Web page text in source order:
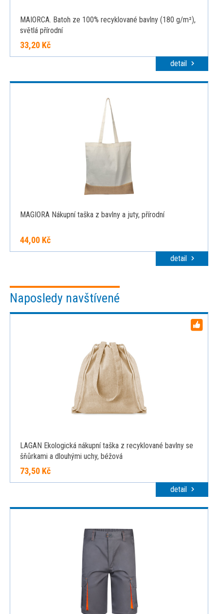
MAIORCA. Batoh ze 100% recyklované bavlny (180 g/m²),
světlá přírodní
33,20 Kč
detail
MAGIORA Nákupní taška z bavlny a juty, přírodní
44,00 Kč
detail
Naposledy navštívené
LAGAN Ekologická nákupní taška z recyklované bavlny se
šňůrkami a dlouhými uchy, béžová
73,50 Kč
detail